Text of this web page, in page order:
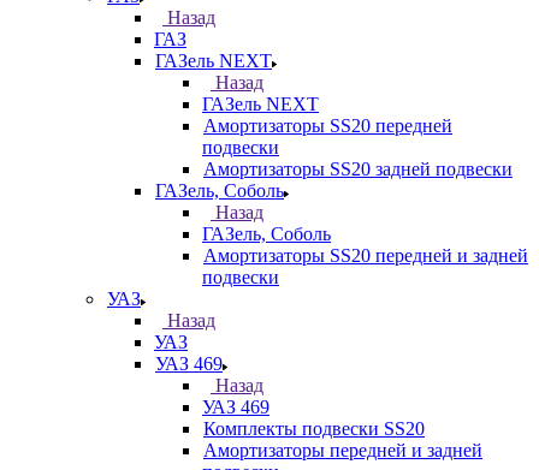
Назад
ГАЗ
ГАЗель NEXT
Назад
ГАЗель NEXT
Амортизаторы SS20 передней
подвески
Амортизаторы SS20 задней подвески
ГАЗель, Соболь
Назад
ГАЗель, Соболь
Амортизаторы SS20 передней и задней
подвески
УАЗ
Назад
УАЗ
УАЗ 469
Назад
УАЗ 469
Комплекты подвески SS20
Амортизаторы передней и задней